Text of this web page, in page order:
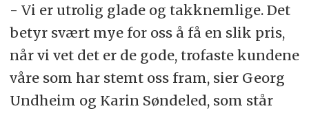
- Vi er utrolig glade og takknemlige. Det
betyr svært mye for oss å få en slik pris,
når vi vet det er de gode, trofaste kundene
våre som har stemt oss fram, sier Georg
Undheim og Karin Søndeled, som står